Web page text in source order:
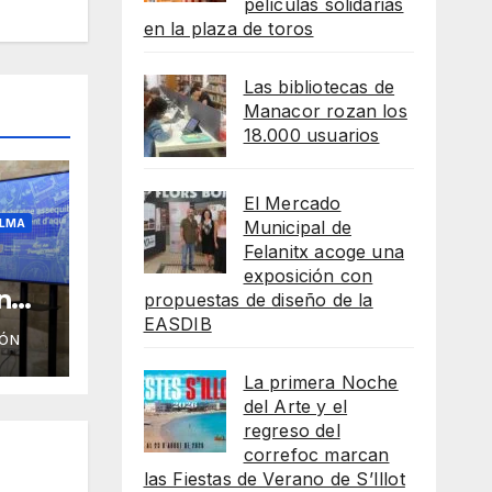
en la plaza de toros
Las bibliotecas de
Manacor rozan los
18.000 usuarios
El Mercado
Municipal de
Felanitx acoge una
exposición con
propuestas de diseño de la
EASDIB
La primera Noche
del Arte y el
regreso del
correfoc marcan
las Fiestas de Verano de S’Illot